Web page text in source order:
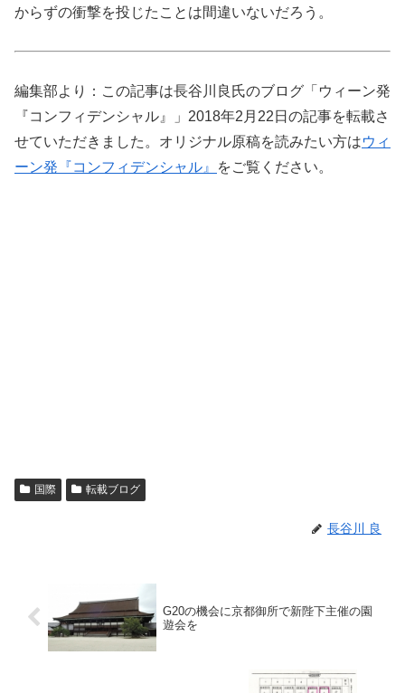
からずの衝撃を投じたことは間違いないだろう。
編集部より：この記事は長谷川良氏のブログ「ウィーン発
『コンフィデンシャル』」2018年2月22日の記事を転載さ
せていただきました。オリジナル原稿を読みたい方はウィ
ーン発『コンフィデンシャル』
をご覧ください。
国際 転載ブログ
長谷川 良
G20の機会に京都御所で新陛下主催の園
遊会を